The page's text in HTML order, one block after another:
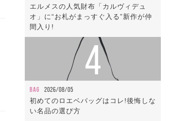
エルメスの人気財布「カルヴィデュ
オ」に“お札がまっすぐ入る”新作が仲
間入り!
4
BAG 2026/08/05
初めてのロエベバッグはコレ!後悔しな
い名品の選び方